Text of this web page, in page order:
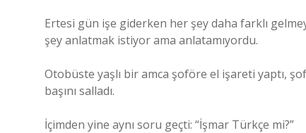
Ertesi gün işe giderken her şey daha farklı
şey anlatmak istiyor ama anlatamıyordu.
Otobüste yaşlı bir amca şoföre el işareti yaptı,
başını salladı.
İçimden yine aynı soru geçti: “İşmar Türkçe mi?”